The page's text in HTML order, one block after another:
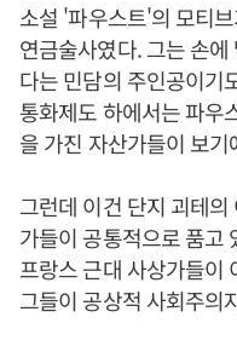
소설 '파우스트'의 모티
연금술사였다. 그는 손
다는 민담의 주인공이기
통화제도 하에서는 파우
을 가진 자산가들이 보
그런데 이건 단지 괴테
가들이 공통적으로 품고
프랑스 근대 사상가들이
그들이 공상적 사회주의